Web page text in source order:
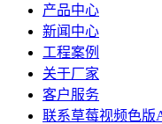
产品中心
新闻中心
工程案例
关于厂家
客户服务
联系草莓视频色版